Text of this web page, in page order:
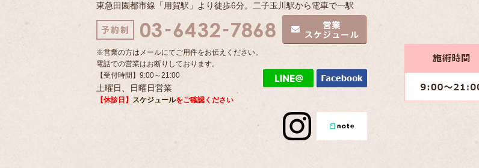
東急田園都市線「用賀駅」より徒歩6分。二子玉川駅から電車で一駅
※営業の方はメールにてご用件をお伝えください。
電話での営業はお断りしております。
【受付時間】9:00～21:00
土曜日、日曜日営業
【休診日】 スケジュールをご確認ください